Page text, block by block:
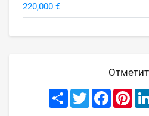
220,000 €
Share TwitterFacebook